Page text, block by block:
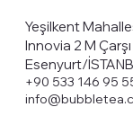
Yeşilkent
Innovia 2 M
Esenyurt/
+90 533 146 95